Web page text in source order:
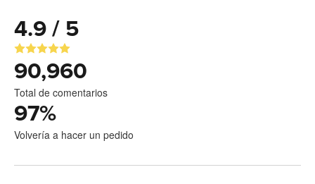
4.9 / 5
90,960
Total de comentarios
97%
Volvería a hacer un pedido